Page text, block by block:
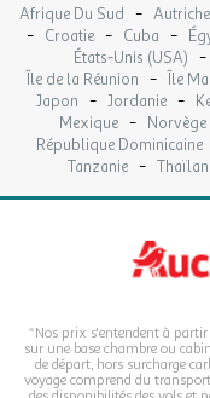
Afrique Du Sud - Autriche
- Croatie - Cuba -
États-Unis (USA) -
Île de la Réunion - Île
Japon - Jordanie -
Mexique - Norvège
République Dominicaine
Tanzanie -
*Nos prix s'entendent à partir
sur une base chambre ou
de départ, hors surcharge
voyage comprend du